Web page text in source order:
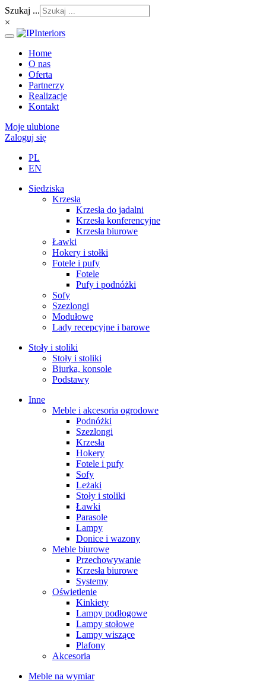
Szukaj ...
×
Home
O nas
Oferta
Partnerzy
Realizacje
Kontakt
Moje ulubione
Zaloguj się
PL
EN
Siedziska
Krzesła
Krzesła do jadalni
Krzesła konferencyjne
Krzesła biurowe
Ławki
Hokery i stołki
Fotele i pufy
Fotele
Pufy i podnóżki
Sofy
Szezlongi
Modułowe
Lady recepcyjne i barowe
Stoły i stoliki
Stoły i stoliki
Biurka, konsole
Podstawy
Inne
Meble i akcesoria ogrodowe
Podnóżki
Szezlongi
Krzesła
Hokery
Fotele i pufy
Sofy
Leżaki
Stoły i stoliki
Ławki
Parasole
Lampy
Donice i wazony
Meble biurowe
Przechowywanie
Krzesła biurowe
Systemy
Oświetlenie
Kinkiety
Lampy podłogowe
Lampy stołowe
Lampy wiszące
Plafony
Akcesoria
Meble na wymiar